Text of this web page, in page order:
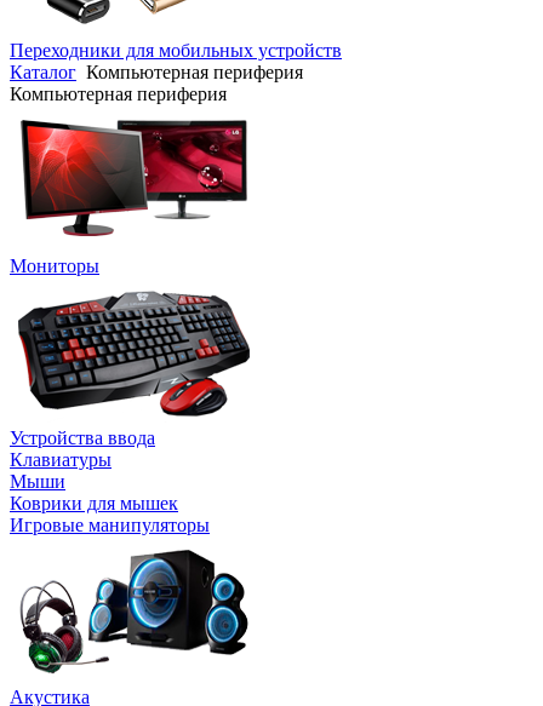
Переходники для мобильных устройств
Каталог Компьютерная периферия
Компьютерная периферия
Мониторы
Устройства ввода
Клавиатуры
Мыши
Коврики для мышек
Игровые манипуляторы
Акустика